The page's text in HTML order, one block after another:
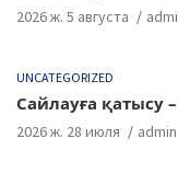
2026 ж. 5 августа
UNCATEGORIZED
Сайлауға қатысу
2026 ж. 28 июля admin